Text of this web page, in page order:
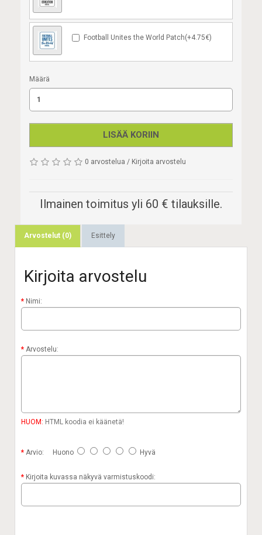
Football Unites the World Patch(+4.75€)
Määrä
LISÄÄ KORIIN
0 arvostelua / Kirjoita arvostelu
Ilmainen toimitus yli 60 € tilauksille.
Arvostelut (0) Esittely
Kirjoita arvostelu
Nimi:
Arvostelu:
HUOM: HTML koodia ei käänetä!
Arvio: Huono Hyvä
Kirjoita kuvassa näkyvä varmistuskoodi: